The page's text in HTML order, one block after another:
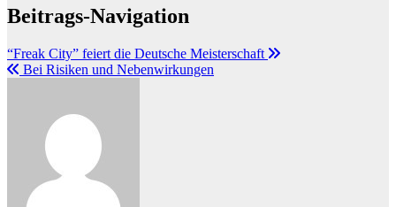
Beitrags-Navigation
“Freak City” feiert die Deutsche Meisterschaft
Bei Risiken und Nebenwirkungen